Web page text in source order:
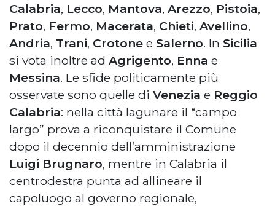
Calabria, Lecco, Mantova, Arezzo, Pistoia,
Prato, Fermo, Macerata, Chieti, Avellino,
Andria, Trani, Crotone e Salerno. In Sicilia
si vota inoltre ad Agrigento, Enna e
Messina. Le sfide politicamente più
osservate sono quelle di Venezia e Reggio
Calabria: nella città lagunare il “campo
largo” prova a riconquistare il Comune
dopo il decennio dell’amministrazione
Luigi Brugnaro, mentre in Calabria il
centrodestra punta ad allineare il
capoluogo al governo regionale,